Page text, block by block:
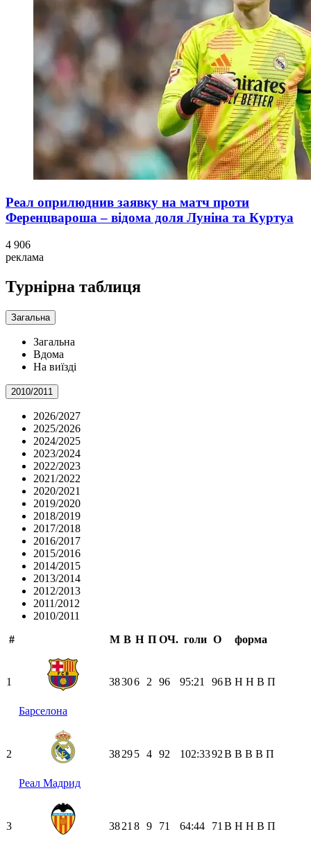
Реал оприлюднив заявку на матч проти
Ференцвароша – відома доля Луніна та Куртуа
4 906
реклама
Турнірна таблиця
Загальна
Загальна
Вдома
На виїзді
2010/2011
2026/2027
2025/2026
2024/2025
2023/2024
2022/2023
2021/2022
2020/2021
2019/2020
2018/2019
2017/2018
2016/2017
2015/2016
2014/2015
2013/2014
2012/2013
2011/2012
2010/2011
#
М В Н П ОЧ. голи О форма
1
Барселона
38306 2 96 95:21 96В Н Н В П
2
Реал Мадрид
38295 4 92 102:3392В В В В П
3 3821 8 9 71 64:44 71 В Н Н В П